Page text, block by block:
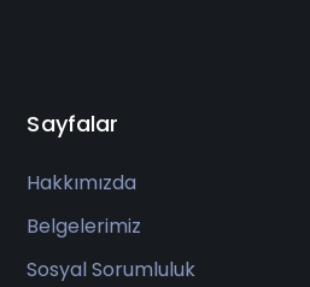
Sayfalar
Hakkımızda
Belgelerimiz
Sosyal Sorumluluk